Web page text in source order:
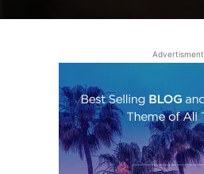
Advertisment